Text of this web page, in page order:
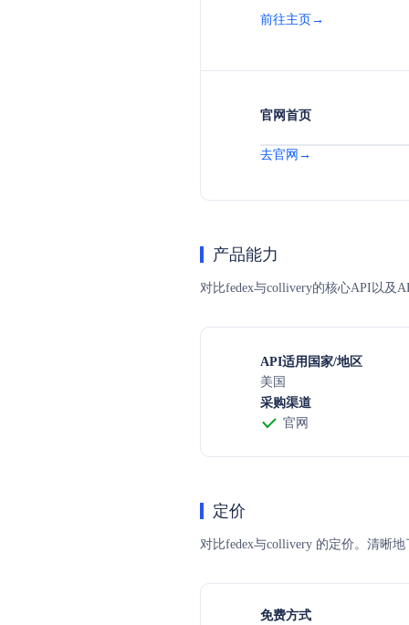
前往主页→
官网首页
去官网→
产品能力
对比fedex与collivery的核心API以及
API适用国家/地区
美国
采购渠道
官网
定价
对比fedex与collivery 的定价。清晰
免费方式